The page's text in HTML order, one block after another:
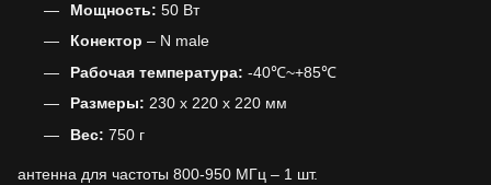
Мощность: 50 Вт
Конектор – N male
Рабочая температура: -40℃~+85℃
Размеры: 230 x 220 x 220 мм
Вес: 750 г
антенна для частоты 800-950 МГц – 1 шт.